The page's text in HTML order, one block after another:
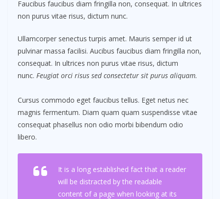
Faucibus faucibus diam fringilla non, consequat. In ultrices
non purus vitae risus, dictum nunc.
Ullamcorper senectus turpis amet. Mauris semper id ut
pulvinar massa facilisi. Aucibus faucibus diam fringilla non,
consequat. In ultrices non purus vitae risus, dictum
nunc. Feugiat orci risus sed consectetur sit purus aliquam.
Cursus commodo eget faucibus tellus. Eget netus nec
magnis fermentum. Diam quam quam suspendisse vitae
consequat phasellus non odio morbi bibendum odio
libero.
It is a long established fact that a reader
will be distracted by the readable
content of a page when looking at its